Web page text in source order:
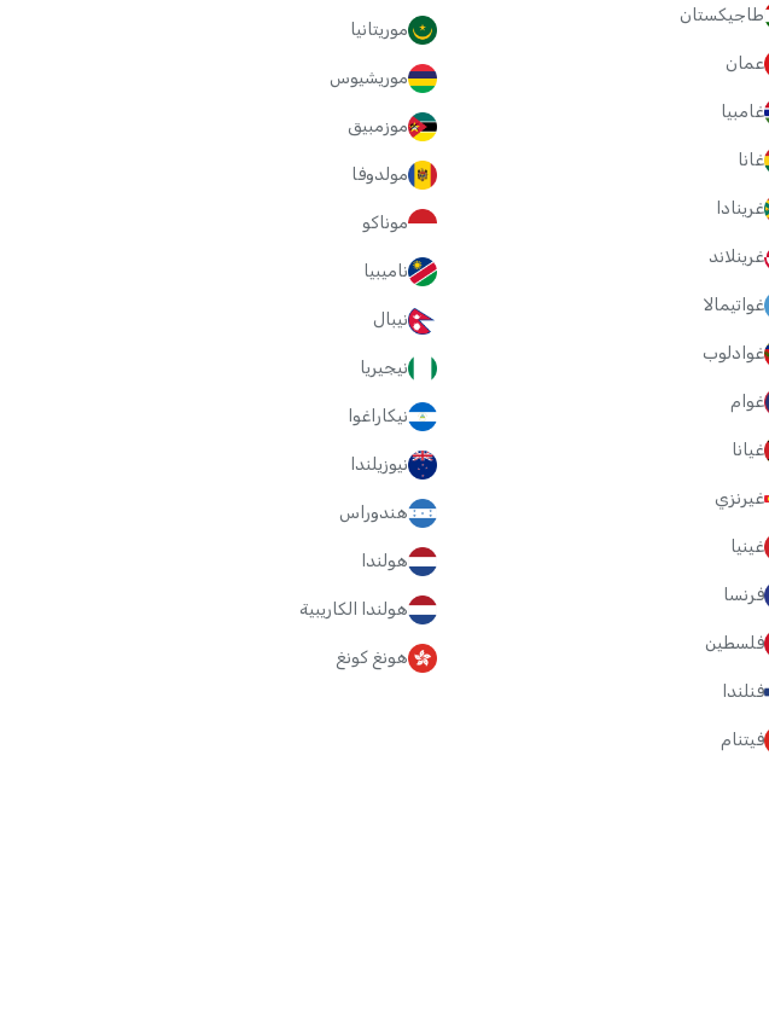
طاجيكستان
عمان
غامبيا
غانا
غرينادا
غرينلاند
غواتيمالا
غوادلوب
غوام
غيانا
غيرنزي
غينيا
فرنسا
فلسطين
فنلندا
فيتنام
موريتانيا
موريشيوس
موزمبيق
مولدوفا
موناكو
ناميبيا
نيبال
نيجيريا
نيكاراغوا
نيوزيلندا
هندوراس
هولندا
هولندا الكاريبية
هونغ كونغ